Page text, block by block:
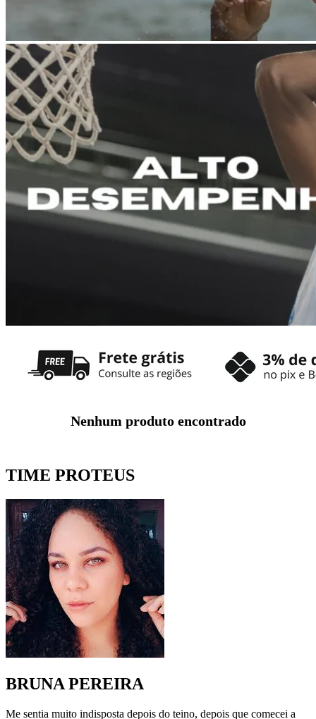
Nenhum produto encontrado
TIME PROTEUS
BRUNA PEREIRA
Me sentia muito indisposta depois do teino, depois que comecei a